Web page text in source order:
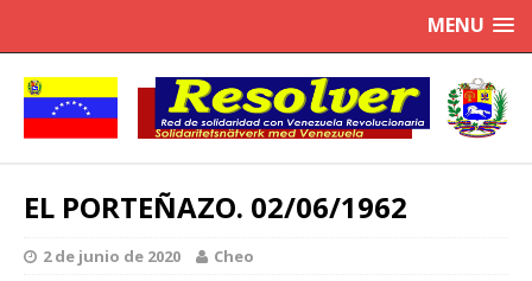
MENU
EL PORTEÑAZO. 02/06/1962
2 de junio de 2020 Cheo